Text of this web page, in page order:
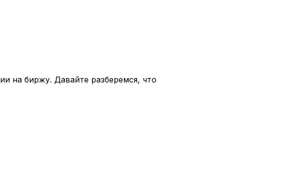
на биржу. Давайте разберемся, что